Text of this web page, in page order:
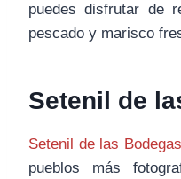
puedes disfrutar de
pescado y marisco
Setenil de
Setenil de las Bodegas
pueblos más